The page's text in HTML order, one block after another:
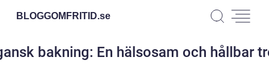
BLOGGOMFRITID.se
bakning: En hälsosam och hållbar